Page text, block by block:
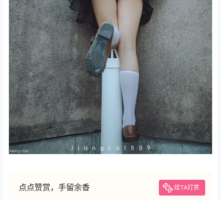
点点赞赏，手留余香 给TA打赏